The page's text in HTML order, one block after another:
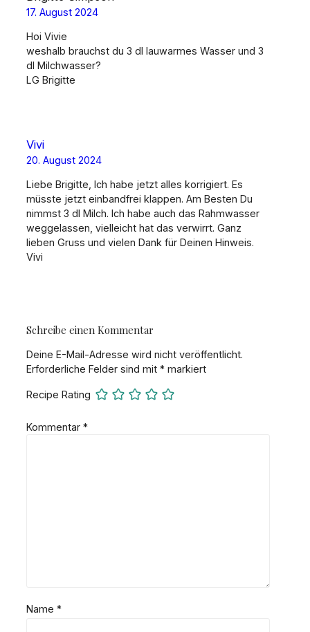
17. August 2024
Hoi Vivie
weshalb brauchst du 3 dl lauwarmes Wasser und 3
dl Milchwasser?
LG Brigitte
Vivi
20. August 2024
Liebe Brigitte, Ich habe jetzt alles korrigiert. Es
müsste jetzt einbandfrei klappen. Am Besten Du
nimmst 3 dl Milch. Ich habe auch das Rahmwasser
weggelassen, vielleicht hat das verwirrt. Ganz
lieben Gruss und vielen Dank für Deinen Hinweis.
Vivi
Schreibe einen Kommentar
Deine E-Mail-Adresse wird nicht veröffentlicht.
Erforderliche Felder sind mit * markiert
Recipe Rating
Kommentar *
Name *